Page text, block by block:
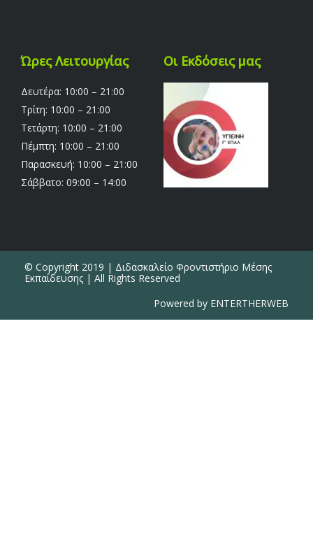
Ώρες Λειτουργίας
Δευτέρα: 10:00 – 21:00
Τρίτη: 10:00 – 21:00
Τετάρτη: 10:00 – 21:00
Πέμπτη: 10:00 – 21:00
Παρασκευή: 10:00 – 21:00
Σάββατο: 09:00 – 14:00
Οι Εκδόσεις μας
© Copyright 2019 | Διδασκαλείο Φροντιστήριο Μέσης
Εκπαίδευσης | All Rights Reserved
Powered by ENTERTHERWEB